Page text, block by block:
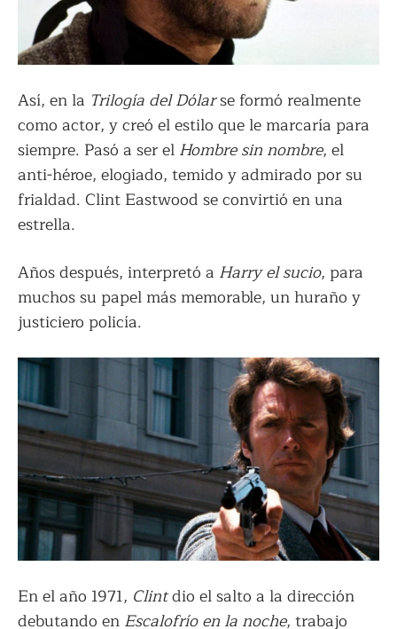
Así, en la Trilogía del Dólarse formó realmente
como actor, y creó el estilo que le marcaría para
siempre. Pasó a ser el Hombre sin nombre, el
anti-héroe, elogiado, temido y admirado por su
frialdad. Clint Eastwood se convirtió en una
estrella.
Años después, interpretó a Harry el sucio, para
muchos su papel más memorable, un huraño y
justiciero policía.
En el año 1971, Clintdio el salto a la dirección
debutando en Escalofrío en la noche, trabajo